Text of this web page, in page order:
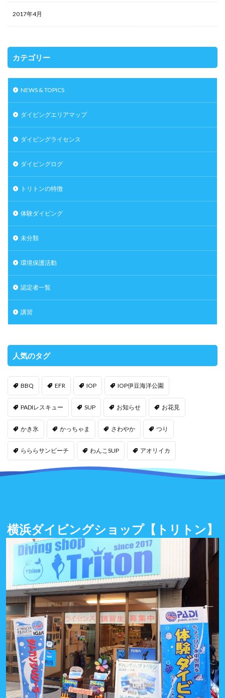
2017年4月
カテゴリー
NEWS & TOPICS
ダイビングエリアマップ
ダイビングライセンス
ダイビングログ
トリトンの特徴
体験ダイビング
未分類
環境保護活動
認定者一覧
講習
人気のタグ
BBQ EFR IOP IOP伊豆海洋公園
PADIレスキュー SUP お知らせ お花見
かき氷 かっちゃま さわやか つり
らららサンビーチ わんこSUP アオリイカ
横浜ダイビングショップ【トリトン】